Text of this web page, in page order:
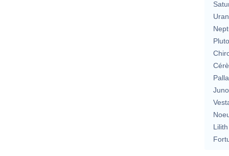
Lilith